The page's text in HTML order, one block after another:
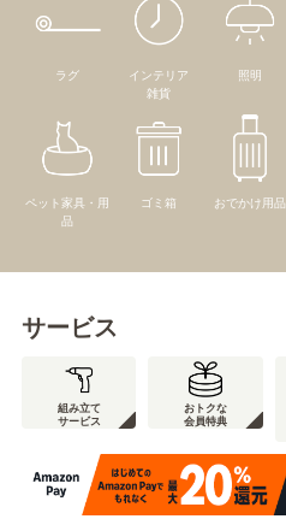
ラグ
インテリア
雑貨
照明
ペット家具・用
品
ゴミ箱 おでかけ用品
サービス
組み立て
サービス
おトクな
会員特典